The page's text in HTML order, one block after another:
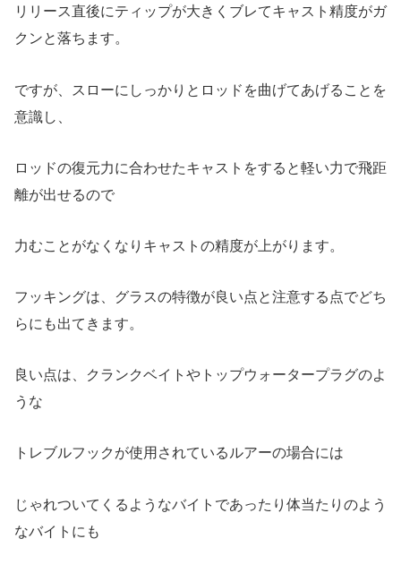
リリース直後にティップが大きくブレてキャスト精度がガ
クンと落ちます。
ですが、スローにしっかりとロッドを曲げてあげることを
意識し、
ロッドの復元力に合わせたキャストをすると軽い力で飛距
離が出せるので
力むことがなくなりキャストの精度が上がります。
フッキングは、グラスの特徴が良い点と注意する点でどち
らにも出てきます。
良い点は、クランクベイトやトップウォータープラグのよ
うな
トレブルフックが使用されているルアーの場合には
じゃれついてくるようなバイトであったり体当たりのよう
なバイトにも